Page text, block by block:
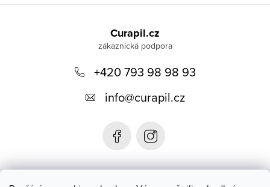
Curapil.cz
+420 793 98 98 93
info@curapil.cz